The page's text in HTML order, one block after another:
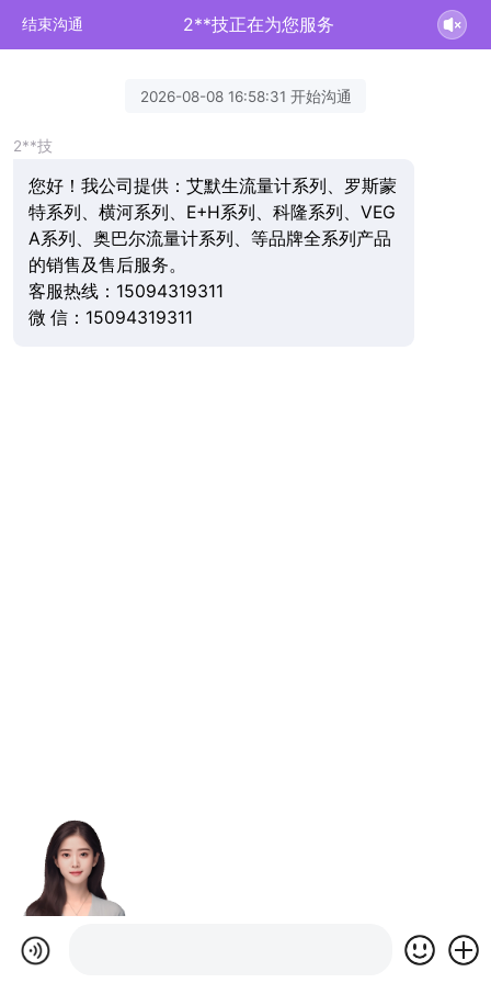
结束沟通 2**技正在为您服务
2026-08-08 16:58:31 开始沟通
2**技
您好！我公司提供：艾默生流量计系列、罗斯蒙
特系列、横河系列、E+H系列、科隆系列、VEG
A系列、奥巴尔流量计系列、等品牌全系列产品
的销售及售后服务。
客服热线：15094319311
微 信：15094319311